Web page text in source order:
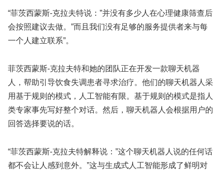
“菲茨西蒙斯-克拉夫特说：”并没有多少人在心理健康筛查后
会按照建议去做。”而且我们没有足够的服务提供者来与每
一个人建立联系”。
菲茨西蒙斯-克拉夫特和她的团队正在开发一款聊天机器
人，帮助引导饮食失调患者寻求治疗。他们的聊天机器人采
用基于规则的模式，人工智能有限。基于规则的模式是指人
类专家事先写好整个对话。然后，聊天机器人会根据用户的
回答选择要说的话。
“菲茨西蒙斯-克拉夫特解释说：”这个聊天机器人说的任何话
都不会让人感到意外。”这与生成式人工智能形成了鲜明对